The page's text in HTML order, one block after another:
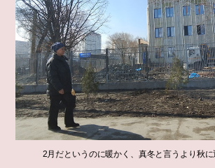
2月だというのに暖かく、真冬と言うより秋